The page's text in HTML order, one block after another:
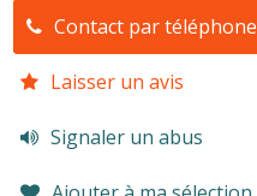
Contact par téléphone
Laisser un avis
Signaler un abus